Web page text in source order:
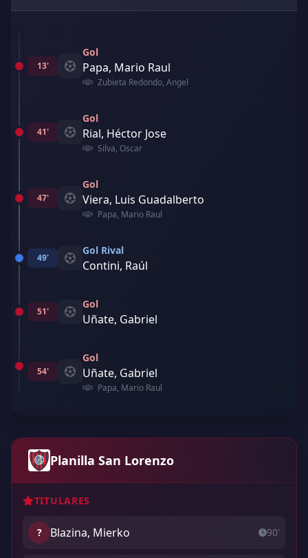
13'
Gol
Papa, Mario Raul
Zubieta Redondo, Angel
41'
Gol
Rial, Héctor Jose
Silva, Oscar
47'
Gol
Viera, Luis Guadalberto
Papa, Mario Raul
49'
Gol Rival
Contini, Raúl
51'
Gol
Uñate, Gabriel
54'
Gol
Uñate, Gabriel
Papa, Mario Raul
Planilla San Lorenzo
TITULARES
? Blazina, Mierko 90'